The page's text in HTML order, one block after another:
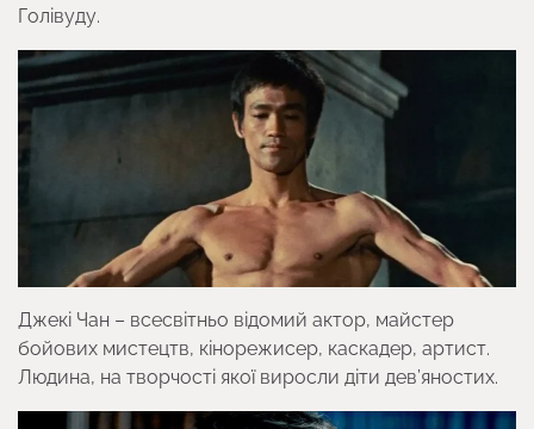
Голівуду.
Джекі Чан – всесвітньо відомий актор, майстер
бойових мистецтв, кінорежисер, каскадер, артист.
Людина, на творчості якої виросли діти дев’яностих.